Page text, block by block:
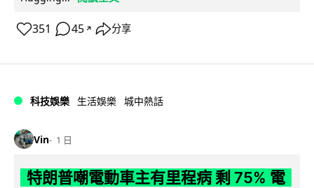
351 45 ↗ 分享
科技娛樂 生活娛樂 城中熱話
Vin 1 日
特朗普嘲電動車主有里程病 剩 75% 電